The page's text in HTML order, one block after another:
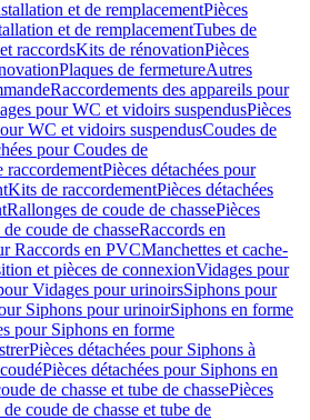
et de remplacementPièces
et de remplacementTubes de
raccordsKits de rénovationPièces
Plaques de fermetureAutres
Raccordements des appareils pour
pour WC et vidoirs suspendusPièces
WC et vidoirs suspendusCoudes de
pour Coudes de
raccordementPièces détachées pour
Kits de raccordementPièces détachées
Rallonges de coude de chassePièces
coude de chasseRaccords en
Raccords en PVCManchettes et cache-
et pièces de connexionVidages pour
Vidages pour urinoirsSiphons pour
Siphons pour urinoirSiphons en forme
pour Siphons en forme
Pièces détachées pour Siphons à
Pièces détachées pour Siphons en
de chasse et tube de chassePièces
coude de chasse et tube de